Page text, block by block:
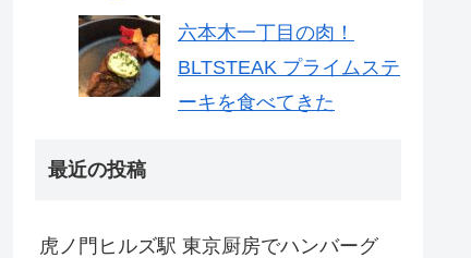
六本木一丁目の肉！
BLTSTEAK プライムステ
ーキを食べてきた
最近の投稿
虎ノ門ヒルズ駅 東京厨房でハンバーグ